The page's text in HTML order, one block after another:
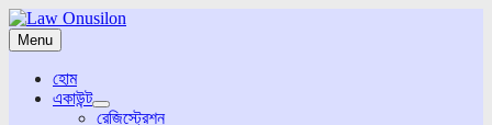
Skip
to
content
Menu
হোম
একাউন্ট
expand
রেজিস্ট্রেশন